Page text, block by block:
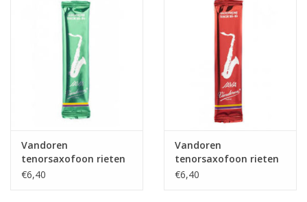
Vandoren
tenorsaxofoon rieten
Java
€6,40
Vandoren
tenorsaxofoon rieten
Java Red
€6,40